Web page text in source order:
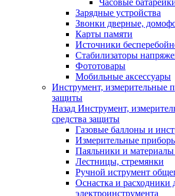
Часовые
Зарядные устройства
Звонки дверные,
Карты памяти
Источники
Стабилизаторы
Фототовары
Мобильные аксессуары
Инструмент, измерительные
защиты
Назад Инструмент,
средства защиты
Газовые баллоны и
Измерительные
Паяльники и
Лестницы, стремянки
Ручной иструмент
Оснастка и расходники
электроинструмента